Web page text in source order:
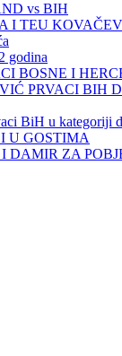
vs BIH
I TEU
godina
BOSNE I
PRVACI BIH
BiH u kategoriji
U GOSTIMA
DAMIR ZA